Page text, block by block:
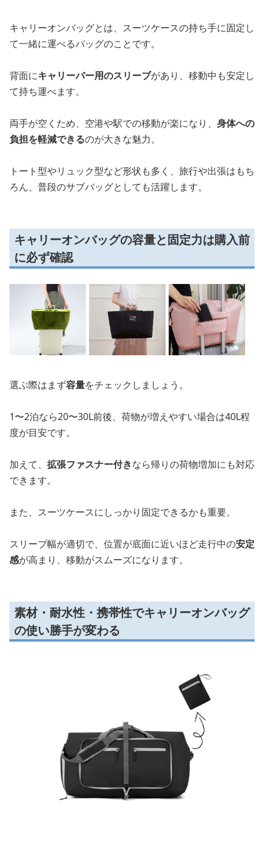
キャリーオンバッグとは、スーツケースの持ち手に固定し
て一緒に運べるバッグのことです。
背面にキャリーバー用のスリーブがあり、移動中も安定し
て持ち運べます。
両手が空くため、空港や駅での移動が楽になり、 身体への
負担を軽減できるのが大きな魅力。
トート型やリュック型など形状も多く、旅行や出張はもち
ろん、普段のサブバッグとしても活躍します。
キャリーオンバッグの容量と固定力は購入前
に必ず確認
選ぶ際はまず容量をチェックしましょう。
1〜2泊なら20〜30L前後、荷物が増えやすい場合は40L程
度が目安です。
加えて、 拡張ファスナー付きなら帰りの荷物増加にも対応
できます。
また、スーツケースにしっかり固定できるかも重要。
スリーブ幅が適切で、位置が底面に近いほど走行中の安定
感が高まり、移動がスムーズになります。
素材・耐水性・携帯性でキャリーオンバッグ
の使い勝手が変わる